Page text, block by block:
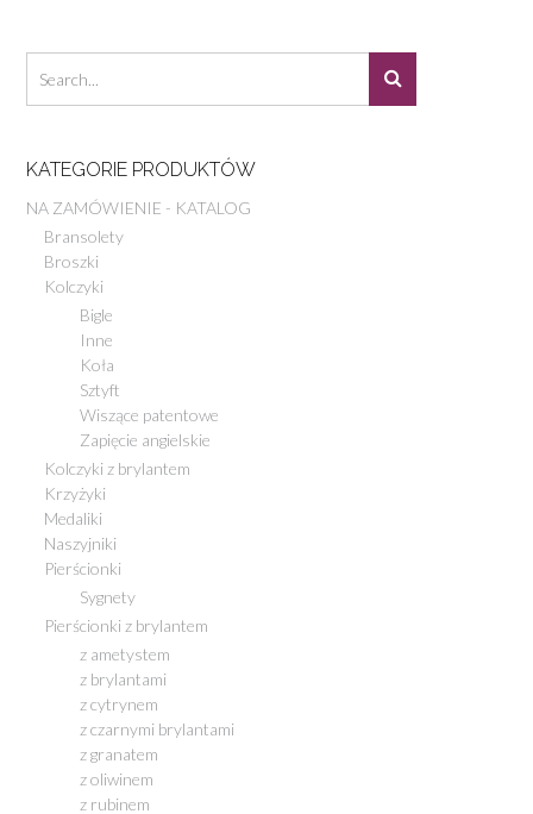
KATEGORIE PRODUKTÓW
NA ZAMÓWIENIE - KATALOG
Bransolety
Broszki
Kolczyki
Bigle
Inne
Koła
Sztyft
Wiszące patentowe
Zapięcie angielskie
Kolczyki z brylantem
Krzyżyki
Medaliki
Naszyjniki
Pierścionki
Sygnety
Pierścionki z brylantem
z ametystem
z brylantami
z cytrynem
z czarnymi brylantami
z granatem
z oliwinem
z rubinem